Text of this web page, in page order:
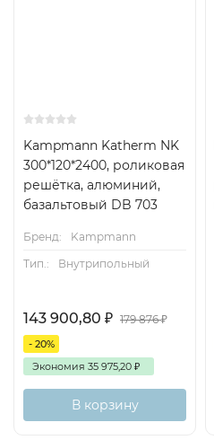
Kampmann Katherm NK
300*120*2400, роликовая
решётка, алюминий,
базальтовый DB 703
Бренд:
Kampmann
Тип.:
Внутрипольный
143 900,80 ₽ 179 876₽
- 20%
Экономия 35 975,20 ₽
В корзину